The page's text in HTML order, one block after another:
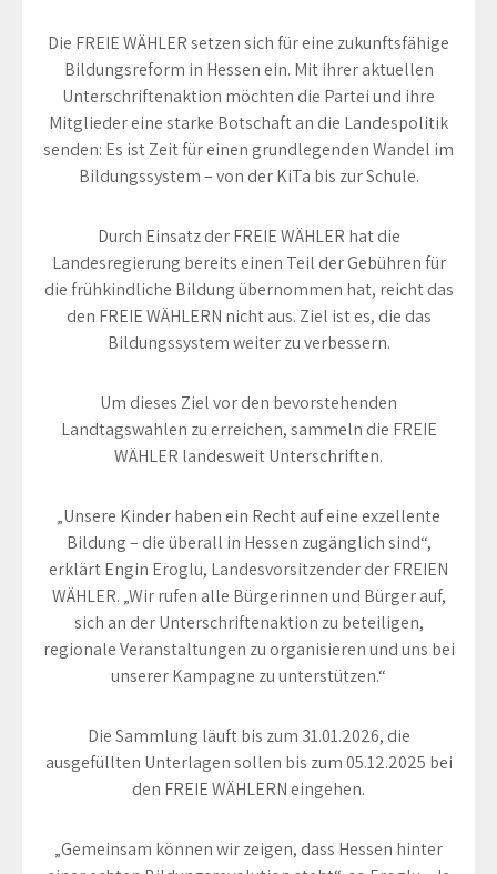
Die FREIE WÄHLER setzen sich für eine zukunftsfähige
Bildungsreform in Hessen ein. Mit ihrer aktuellen
Unterschriftenaktion möchten die Partei und ihre
Mitglieder eine starke Botschaft an die Landespolitik
senden: Es ist Zeit für einen grundlegenden Wandel im
Bildungssystem – von der KiTa bis zur Schule.
Durch Einsatz der FREIE WÄHLER hat die
Landesregierung bereits einen Teil der Gebühren für
die frühkindliche Bildung übernommen hat, reicht das
den FREIE WÄHLERN nicht aus. Ziel ist es, die das
Bildungssystem weiter zu verbessern.
Um dieses Ziel vor den bevorstehenden
Landtagswahlen zu erreichen, sammeln die FREIE
WÄHLER landesweit Unterschriften.
„Unsere Kinder haben ein Recht auf eine exzellente
Bildung – die überall in Hessen zugänglich sind“,
erklärt Engin Eroglu, Landesvorsitzender der FREIEN
WÄHLER. „Wir rufen alle Bürgerinnen und Bürger auf,
sich an der Unterschriftenaktion zu beteiligen,
regionale Veranstaltungen zu organisieren und uns bei
unserer Kampagne zu unterstützen.“
Die Sammlung läuft bis zum 31.01.2026, die
ausgefüllten Unterlagen sollen bis zum 05.12.2025 bei
den FREIE WÄHLERN eingehen.
„Gemeinsam können wir zeigen, dass Hessen hinter